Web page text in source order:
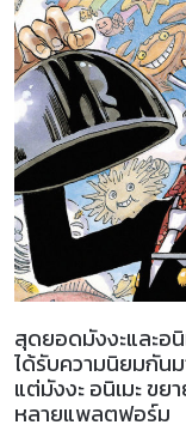
สุดยอดมังงะและอ
ได้รับความนิยมกัน
แต่มังงะ อนิเมะ ข
หลายแพลตฟอร์ม